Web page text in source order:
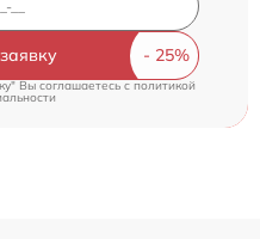
Вы соглашаетесь c политикой